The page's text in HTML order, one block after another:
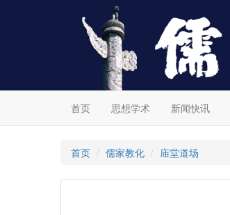
首页 思想学术 新闻快讯
首页 儒家教化 庙堂道场